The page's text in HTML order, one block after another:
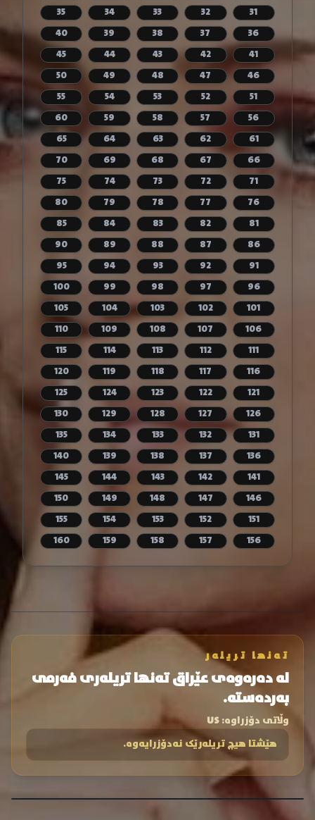
31
32
33
34
35
36
37
38
39
40
41
42
43
44
45
46
47
48
49
50
51
52
53
54
55
56
57
58
59
60
61
62
63
64
65
66
67
68
69
70
71
72
73
74
75
76
77
78
79
80
81
82
83
84
85
86
87
88
89
90
91
92
93
94
95
96
97
98
99
100
101
102
103
104
105
106
107
108
109
110
111
112
113
114
115
116
117
118
119
120
121
122
123
124
125
126
127
128
129
130
131
132
133
134
135
136
137
138
139
140
141
142
143
144
145
146
147
148
149
150
151
152
153
154
155
156
157
158
159
160
تەنها تریلەر
لە دەرەوەی عێراق تەنها تریلەری فەرمی
بەردەستە.
وڵاتی دۆزراوە:US
هێشتا هیچ تریلەرێک نەدۆزرایەوە.